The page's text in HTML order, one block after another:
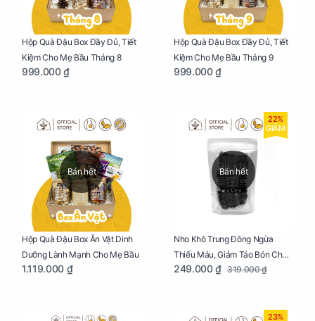
Hộp Quà Đậu Box Đầy Đủ, Tiết
Kiệm Cho Mẹ Bầu Tháng 8
999.000 ₫
Hộp Quà Đậu Box Đầy Đủ, Tiết
Kiệm Cho Mẹ Bầu Tháng 9
999.000 ₫
Bán hết
Hộp Quà Đậu Box Ăn Vặt Dinh
Dưỡng Lành Mạnh Cho Mẹ Bầu
1.119.000 ₫
Bán hết
22%
GIẢM
Nho Khô Trung Đông Ngừa
Thiếu Máu, Giảm Táo Bón Cho
Mẹ Bầu Túi 250g
249.000 ₫ 319.000 ₫
23%